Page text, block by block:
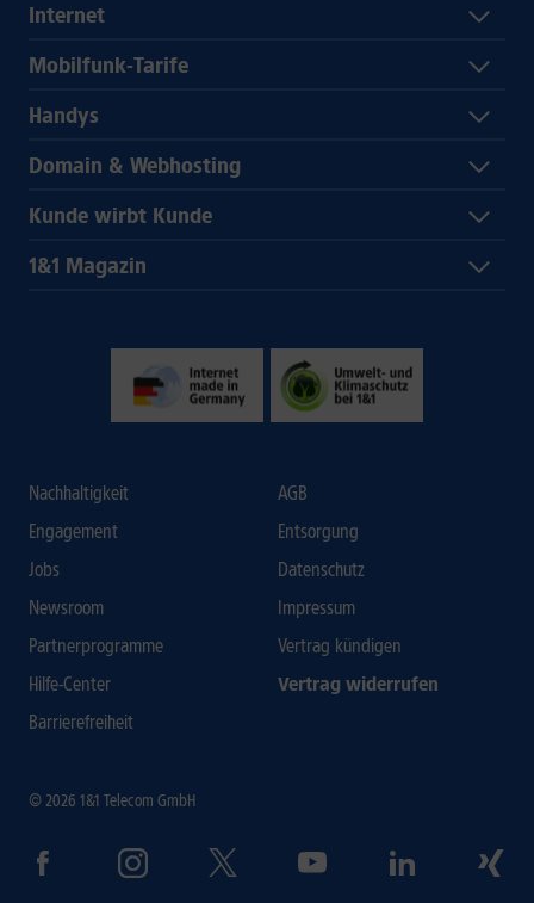
Internet
Mobilfunk-Tarife
Handys
Domain & Webhosting
Kunde wirbt Kunde
1&1 Magazin
Nachhaltigkeit
Engagement
Jobs
Newsroom
Partnerprogramme
Hilfe-Center
Barrierefreiheit
AGB
Entsorgung
Datenschutz
Impressum
Vertrag kündigen
Vertrag widerrufen
© 2026 1&1 Telecom GmbH